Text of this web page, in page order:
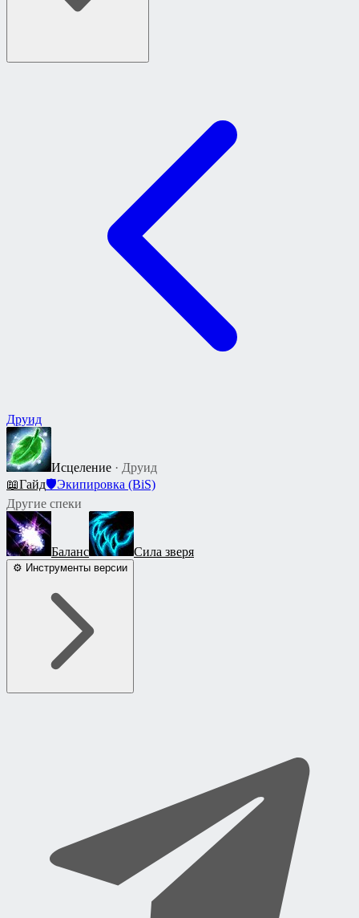
Друид
Исцеление · Друид
📖Гайд🛡Экипировка (BiS)
Другие спеки
Баланс Сила зверя
⚙ Инструменты версии